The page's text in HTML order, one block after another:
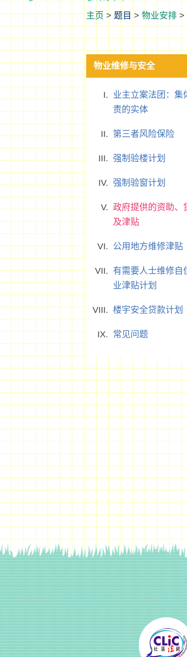
>题目>物业安排>
物业维修与安全
业主立案法团：集
责的实体
第三者风险保险
强制验楼计划
强制验窗计划
政府提供的资助、
及津贴
公用地方维修津贴
有需要人士维修自
业津贴计划
楼宇安全贷款计划
常见问题